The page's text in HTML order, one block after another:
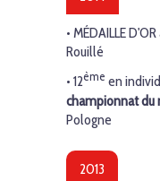
• MÉDAILLE D'OR
Rouillé
• 12ème en
championnat du
Pologne
2013